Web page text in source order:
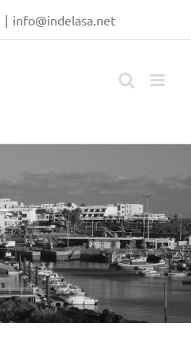
| info@indelasa.net